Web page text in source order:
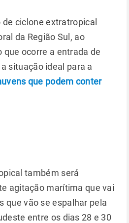
ciclone extratropical
da Região Sul, ao
que ocorre a entrada de
situação ideal para a
que podem conter
também será
agitação marítima que vai
que vão se espalhar pela
entre os dias 28 e 30